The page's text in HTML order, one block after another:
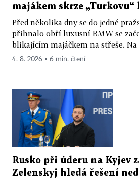
majákem skrze
Před několika dny se do jedné
přihnalo obří luxusní BMW se
blikajícím majáčkem na střeše. Na
4. 8. 2026 ▪ 6 min. čtení
Rusko při úderu na Kyjev
Zelenskyj hledá řešení